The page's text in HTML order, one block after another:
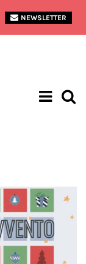
NEWSLETTER